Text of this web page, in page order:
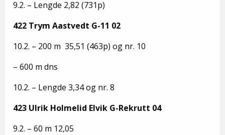
9.2. – Lengde 2,82 (731p)
422 Trym Aastvedt G-11 02
10.2. – 200 m 35,51 (463p) og nr. 10
– 600 m dns
10.2. – Lengde 3,34 og nr. 8
423 Ulrik Holmelid Elvik G-Rekrutt 04
9.2. – 60 m 12,05